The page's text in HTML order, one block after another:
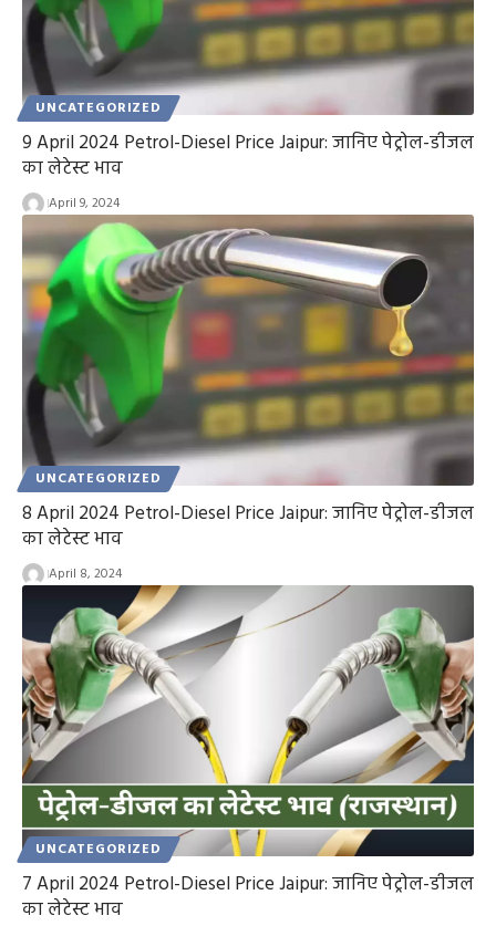
UNCATEGORIZED
9 April 2024 Petrol-Diesel Price Jaipur: जानिए पेट्रोल-डीजल
का लेटेस्ट भाव
April 9, 2024
UNCATEGORIZED
8 April 2024 Petrol-Diesel Price Jaipur: जानिए पेट्रोल-डीजल
का लेटेस्ट भाव
April 8, 2024
UNCATEGORIZED
7 April 2024 Petrol-Diesel Price Jaipur: जानिए पेट्रोल-डीजल
का लेटेस्ट भाव